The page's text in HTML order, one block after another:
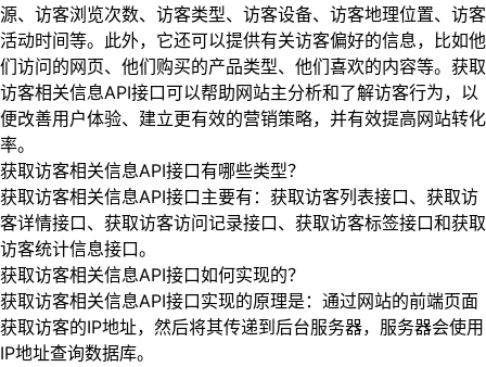
源、访客浏览次数、访客类型、访客设备、访客地理位置、访客
活动时间等。此外，它还可以提供有关访客偏好的信息，比如他
们访问的网页、他们购买的产品类型、他们喜欢的内容等。获取
访客相关信息API接口可以帮助网站主分析和了解访客行为，以
便改善用户体验、建立更有效的营销策略，并有效提高网站转化
率。
获取访客相关信息API接口有哪些类型？
获取访客相关信息API接口主要有：获取访客列表接口、获取访
客详情接口、获取访客访问记录接口、获取访客标签接口和获取
访客统计信息接口。
获取访客相关信息API接口如何实现的？
获取访客相关信息API接口实现的原理是：通过网站的前端页面
获取访客的IP地址，然后将其传递到后台服务器，服务器会使用
IP地址查询数据库。